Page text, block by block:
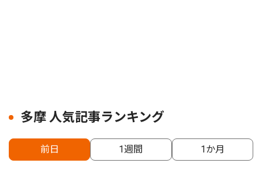
多摩 人気記事ランキング
前日 1週間 1か月